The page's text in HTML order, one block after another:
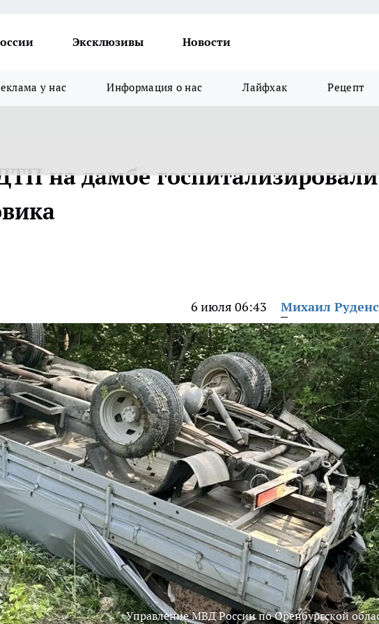
Эксклюзивы Новости
у нас Информация о нас Лайфхак Рецепт
на дамбе госпитализировали
6 июля 06:43 Михаил
Управление МВД России по Оренбургской